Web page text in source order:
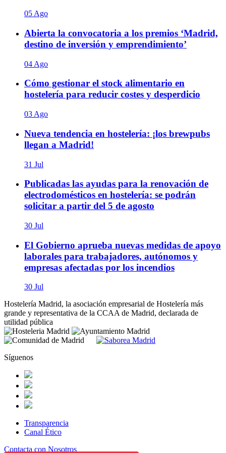
05 Ago
Abierta la convocatoria a los premios ‘Madrid,
destino de inversión y emprendimiento’
04 Ago
Cómo gestionar el stock alimentario en
hostelería para reducir costes y desperdicio
03 Ago
Nueva tendencia en hostelería: ¡los brewpubs
llegan a Madrid!
31 Jul
Publicadas las ayudas para la renovación de
electrodomésticos en hostelería: se podrán
solicitar a partir del 5 de agosto
30 Jul
El Gobierno aprueba nuevas medidas de apoyo
laborales para trabajadores, autónomos y
empresas afectadas por los incendios
30 Jul
Hostelería Madrid, la asociación empresarial de Hostelería más
grande y representativa de la CCAA de Madrid, declarada de
utilidad pública
Síguenos
Transparencia
Canal Ético
Contacta con Nosotros